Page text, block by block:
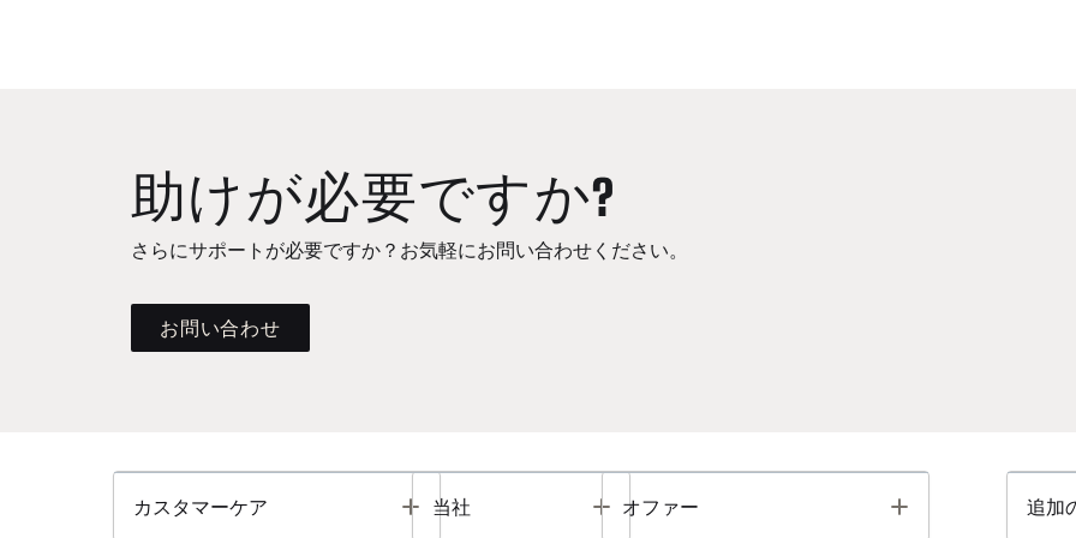
助けが必要ですか?
さらにサポートが必要ですか？お気軽にお問い合わせください。
お問い合わせ
カスタマーケア Toggle
当社 Toggle
オファー Toggle 追加